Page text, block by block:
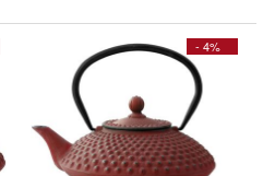
- 4%